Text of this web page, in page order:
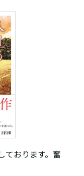
ております。奮